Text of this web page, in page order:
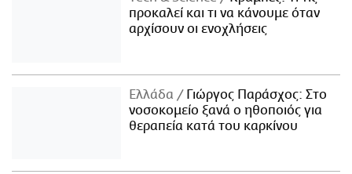
προκαλεί και τι να κάνουμε όταν
αρχίσουν οι ενοχλήσεις
Ελλάδα
Γιώργος Παράσχος: Στο
νοσοκομείο ξανά ο ηθοποιός για
θεραπεία κατά του καρκίνου